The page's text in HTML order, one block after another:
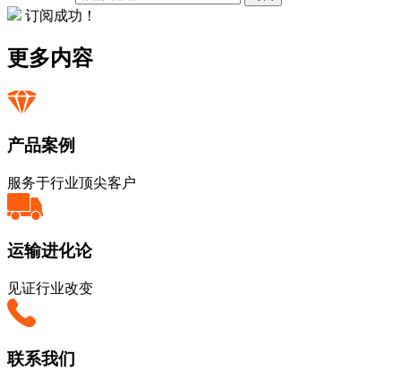
订阅成功！
更多内容
产品案例
服务于行业顶尖客户
运输进化论
见证行业改变
联系我们